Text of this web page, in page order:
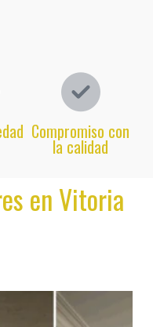
Compromiso con
la calidad
en Vitoria